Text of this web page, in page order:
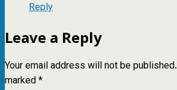
Reply
Leave a Reply
Your email address will not be published.
marked*